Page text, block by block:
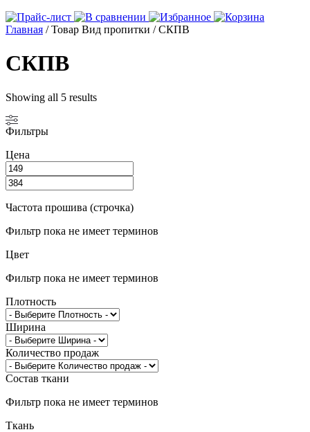
Главная / Товар Вид пропитки / СКПВ
СКПВ
Showing all 5 results
Фильтры
Цена
Частота прошива (строчка)
Фильтр пока не имеет терминов
Цвет
Фильтр пока не имеет терминов
Плотность
Ширина
Количество продаж
Состав ткани
Фильтр пока не имеет терминов
Ткань